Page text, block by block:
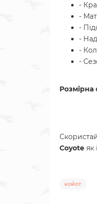
-
-
-
-
-
-
Розмірна
Coyote як
койот